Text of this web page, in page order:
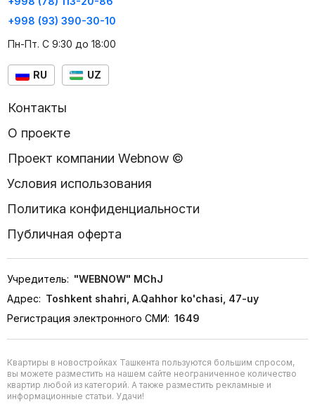
+998 (93) 390-30-10
Пн-Пт. С 9:30 до 18:00
RU UZ
Контакты
О проекте
Проект компании Webnow ©
Условия использования
Политика конфиденциальности
Публичная оферта
Учредитель: "WEBNOW" MChJ
Адрес: Toshkent shahri, A.Qahhor ko'chasi, 47-uy
Регистрация электронного СМИ: 1649
Квартиры в новостройках Ташкента пользуются большим спросом,
вы можете разместить на нашем сайте неограниченное количество
квартир любой из категорий. А также разместить рекламные и
информационные статьи. Удачи!